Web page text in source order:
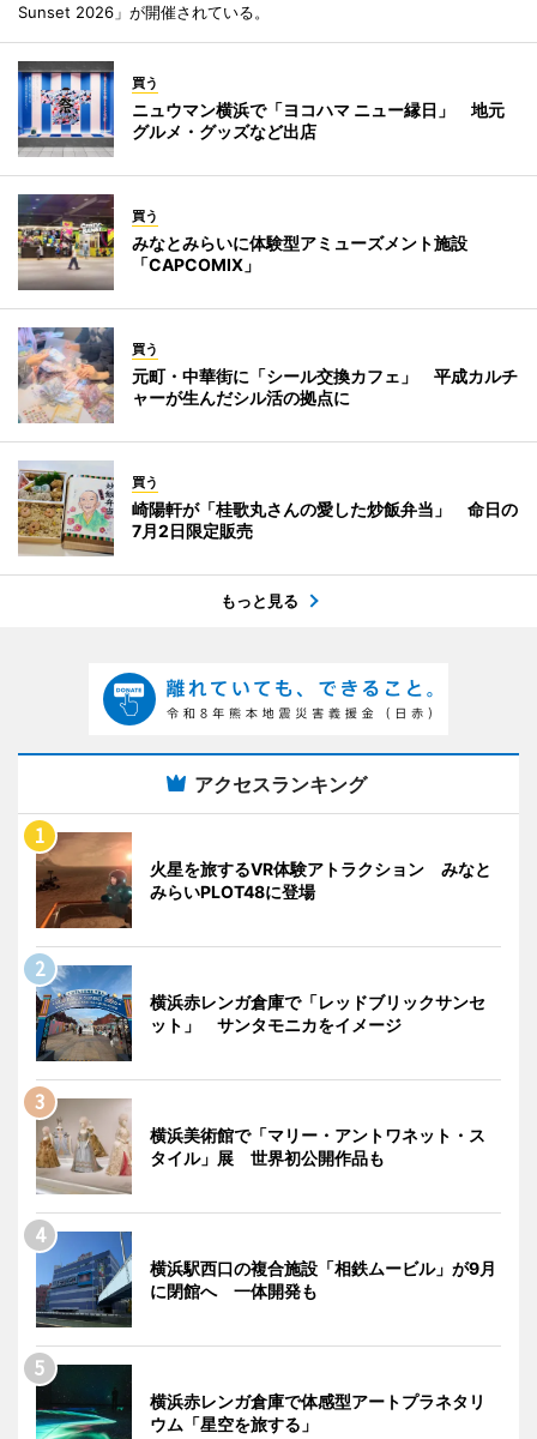
Sunset 2026」が開催されている。
買う
ニュウマン横浜で「ヨコハマ ニュー縁日」 地元
グルメ・グッズなど出店
買う
みなとみらいに体験型アミューズメント施設
「CAPCOMIX」
買う
元町・中華街に「シール交換カフェ」 平成カルチ
ャーが生んだシル活の拠点に
買う
崎陽軒が「桂歌丸さんの愛した炒飯弁当」 命日の
7月2日限定販売
もっと見る
アクセスランキング
火星を旅するVR体験アトラクション みなと
みらいPLOT48に登場
横浜赤レンガ倉庫で「レッドブリックサンセ
ット」 サンタモニカをイメージ
横浜美術館で「マリー・アントワネット・ス
タイル」展 世界初公開作品も
横浜駅西口の複合施設「相鉄ムービル」が9月
に閉館へ 一体開発も
横浜赤レンガ倉庫で体感型アートプラネタリ
ウム「星空を旅する」